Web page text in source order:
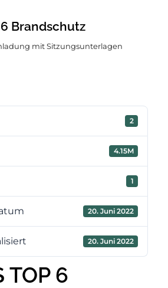
6 Brandschutz
mit Sitzungsunterlagen
2
4.15M
1
20. Juni 2022
20. Juni 2022
TOP 6